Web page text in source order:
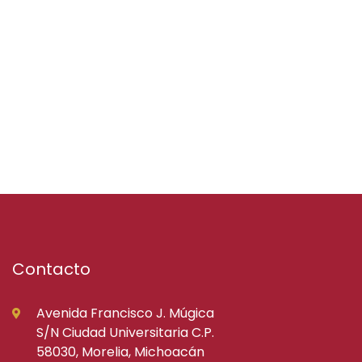
Contacto
Avenida Francisco J. Múgica
S/N Ciudad Universitaria C.P.
58030, Morelia, Michoacán